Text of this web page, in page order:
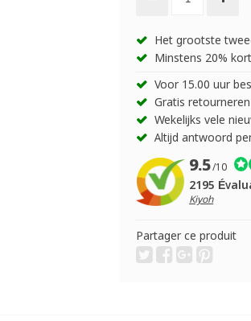
Het grootste
Minstens 20%
Voor 15.00 uur
Gratis retourneren
Wekelijks vele
Altijd antwoord
9.5/10
2195
Kiyoh
Partager ce produit